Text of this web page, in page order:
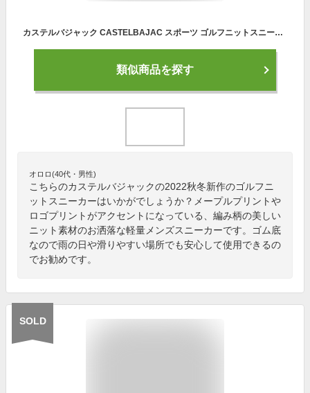
カステルバジャック CASTELBAJAC スポーツ ゴルフニットスニーカー メンズ 2022秋冬新作 送料無料25-25.5-26-26.5 靴 シューズ カステル バジャックあす楽_翌日着荷可
類似商品を探す
オロロ(40代・男性)
こちらのカステルバジャックの2022秋冬新作のゴルフニ
ットスニーカーはいかがでしょうか？メープルプリントや
ロゴプリントがアクセントになっている、編み柄の美しい
ニット素材のお洒落な軽量メンズスニーカーです。ゴム底
なので雨の日や滑りやすい場所でも安心して使用できるの
でお勧めです。
SOLD